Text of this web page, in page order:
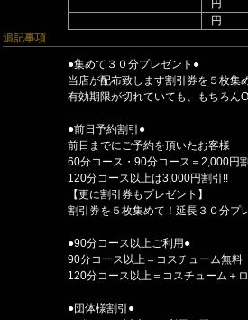
円
円
追記事項
●集めて３０分プレゼント●
当店が配布致します割引券を５枚集
有効期限が切れていても、もちろん
●前日予約割引●
前日までにご予約を頂いたお客様
60分コース・90分コース＝2,000円割
120分コース以上は3,000円割引!!
【更に割引券もプレゼント】
割引券を５枚集めて！延長３０分プ
●90分コース以上ご利用●
90分コース以上＝コスチューム無料
120分コース以上＝コスチューム＋
●団体様割引●